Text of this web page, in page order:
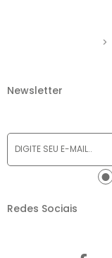
>
Newsletter
Redes Sociais